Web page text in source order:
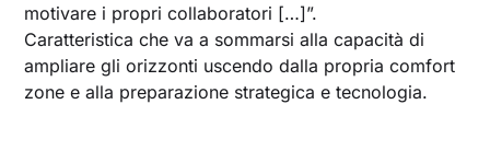
motivare i propri collaboratori […]”.
Caratteristica che va a sommarsi alla capacità di
ampliare gli orizzonti uscendo dalla propria comfort
zone e alla preparazione strategica e tecnologia.